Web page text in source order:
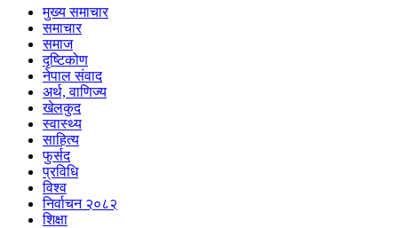
मुख्य समाचार
समाचार
समाज
दृष्टिकोण
नेपाल संवाद
अर्थ, वाणिज्य
खेलकुद
स्वास्थ्य
साहित्य
फुर्सद
प्रविधि
विश्व
निर्वाचन २०८२
शिक्षा